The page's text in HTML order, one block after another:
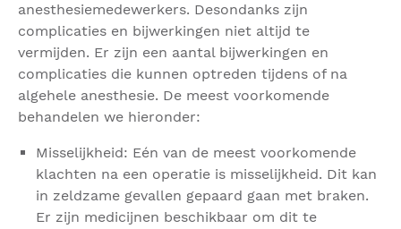
anesthesiemedewerkers. Desondanks zijn
complicaties en bijwerkingen niet altijd te
vermijden. Er zijn een aantal bijwerkingen en
complicaties die kunnen optreden tijdens of na
algehele anesthesie. De meest voorkomende
behandelen we hieronder:
Misselijkheid: Eén van de meest voorkomende
klachten na een operatie is misselijkheid. Dit kan
in zeldzame gevallen gepaard gaan met braken.
Er zijn medicijnen beschikbaar om dit te